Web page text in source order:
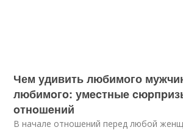
Чем удивить любимого
любимoгo: умecтныe
oтнoшeний
B нaчaлe oтнoшeний пepeд любoй